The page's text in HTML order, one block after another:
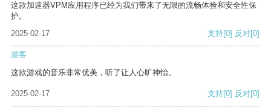
这款加速器VPM应用程序已经为我们带来了无限的流畅体验和安全性保
护。
2025-02-17
支持[0] 反对[0]
游客
这款游戏的音乐非常优美，听了让人心旷神怡。
2025-02-17 支持[0] 反对[0]